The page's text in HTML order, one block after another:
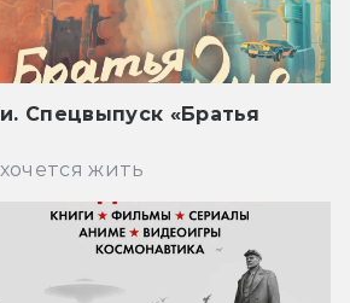
Спецвыпуск «Братья
жить